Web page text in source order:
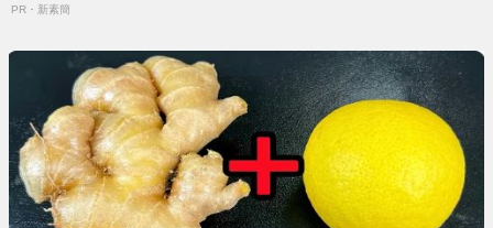
PR・新素簡